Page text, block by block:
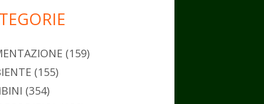
(159)
(155)
(354)